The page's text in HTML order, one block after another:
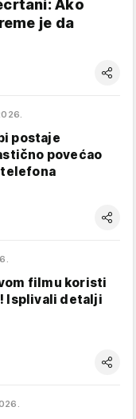
Ako
je da
postaje
povećao
filmu koristi
Isplivali detalji